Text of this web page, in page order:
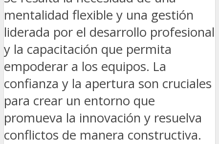
mentalidad flexible y una gestión
liderada por el desarrollo profesional
y la capacitación que permita
empoderar a los equipos. La
confianza y la apertura son cruciales
para crear un entorno que
promueva la innovación y resuelva
conflictos de manera constructiva.